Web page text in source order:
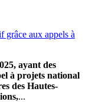
grâce aux appels à
ayant des
à projets national
des Hautes-
...